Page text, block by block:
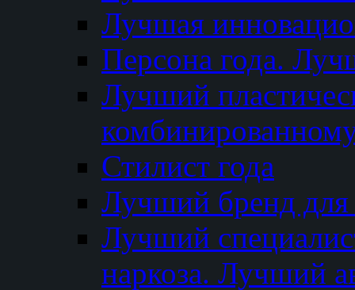
Лучшая
Персона года.
Лучший
Стилист года
Лучший бренд
Лучший
наркоза. Лучший